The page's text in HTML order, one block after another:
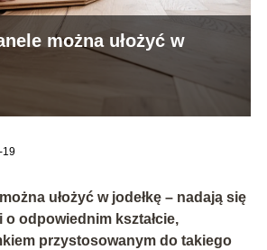
można ułożyć w
19
ułożyć w jodełkę – nadają się
odpowiednim kształcie,
przystosowanym do takiego